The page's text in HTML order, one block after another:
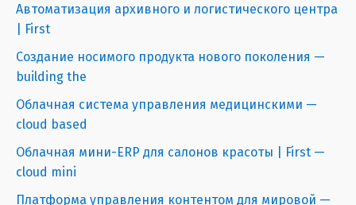
Автоматизация архивного и логистического центра
| First
Создание носимого продукта нового поколения —
building the
Облачная система управления медицинскими —
cloud based
Облачная мини-ERP для салонов красоты | First —
cloud mini
Платформа управления контентом для мировой —